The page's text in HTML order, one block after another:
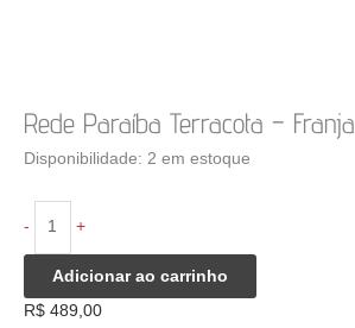
Rede Paraíba Terracota – Franja
R$ 489,00
Disponibilidade: 2 em estoque
-
Franja
+
Adicionar ao carrinho